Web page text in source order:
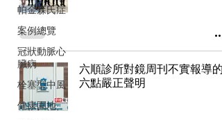
帕金森氏症
案例總覽
冠狀動脈心
臟病
栓塞型中風
健康園地
六順診所對鏡周刊不實報導的
六點嚴正聲明